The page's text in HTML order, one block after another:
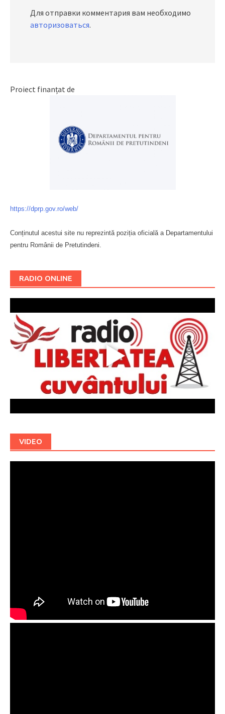
Для отправки комментария вам необходимо
авторизоваться.
Proiect finanțat de
https://dprp.gov.ro/web/
Conținutul acestui site nu reprezintă poziția oficială a Departamentului
pentru Românii de Pretutindeni.
RADIO ONLINE
VIDEO